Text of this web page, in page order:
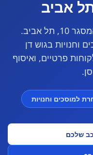
המחסן הראשי שלנו ברחוב המסגר 10, תל אביב.
וחנויות בגוש דן
פרטיים, ואיסוף
למוסכים וחנויות
שלכם